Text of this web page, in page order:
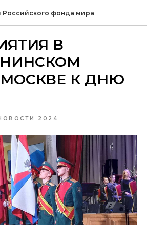
Российского фонда мира
В
МОСКВЕ К ДНЮ
2024